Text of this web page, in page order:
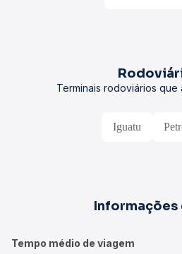
Terminais rodoviários que
Iguatu
Informações
Tempo médio de viagem